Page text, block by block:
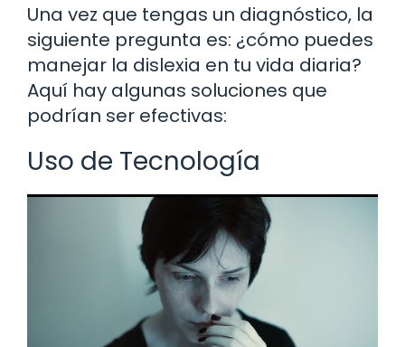
Una vez que tengas un diagnóstico, la
siguiente pregunta es: ¿cómo puedes
manejar la dislexia en tu vida diaria?
Aquí hay algunas soluciones que
podrían ser efectivas:
Uso de Tecnología